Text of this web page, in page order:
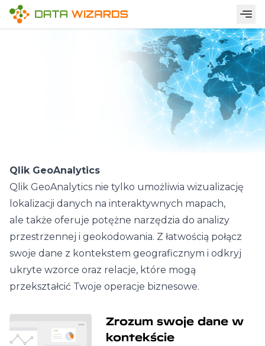
Qlik GeoAnalytics
Qlik GeoAnalytics nie tylko umożliwia wizualizację
lokalizacji danych na interaktywnych mapach,
ale także oferuje potężne narzędzia do analizy
przestrzennej i geokodowania. Z łatwością połącz
swoje dane z kontekstem geograficznym i odkryj
ukryte wzorce oraz relacje, które mogą
przekształcić Twoje operacje biznesowe.
Zrozum swoje dane w
kontekście